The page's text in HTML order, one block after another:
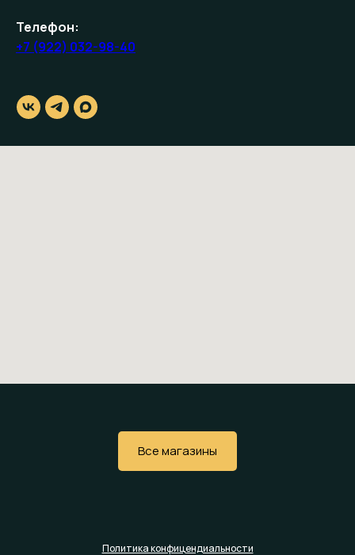
Телефон:
+7 (922) 032-98-40
Все магазины
Политика конфицендиальности